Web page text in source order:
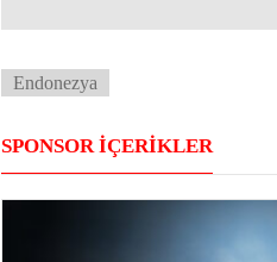
Endonezya
SPONSOR İÇERİKLER